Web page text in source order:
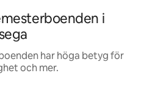
i
har höga betyg för
och mer.